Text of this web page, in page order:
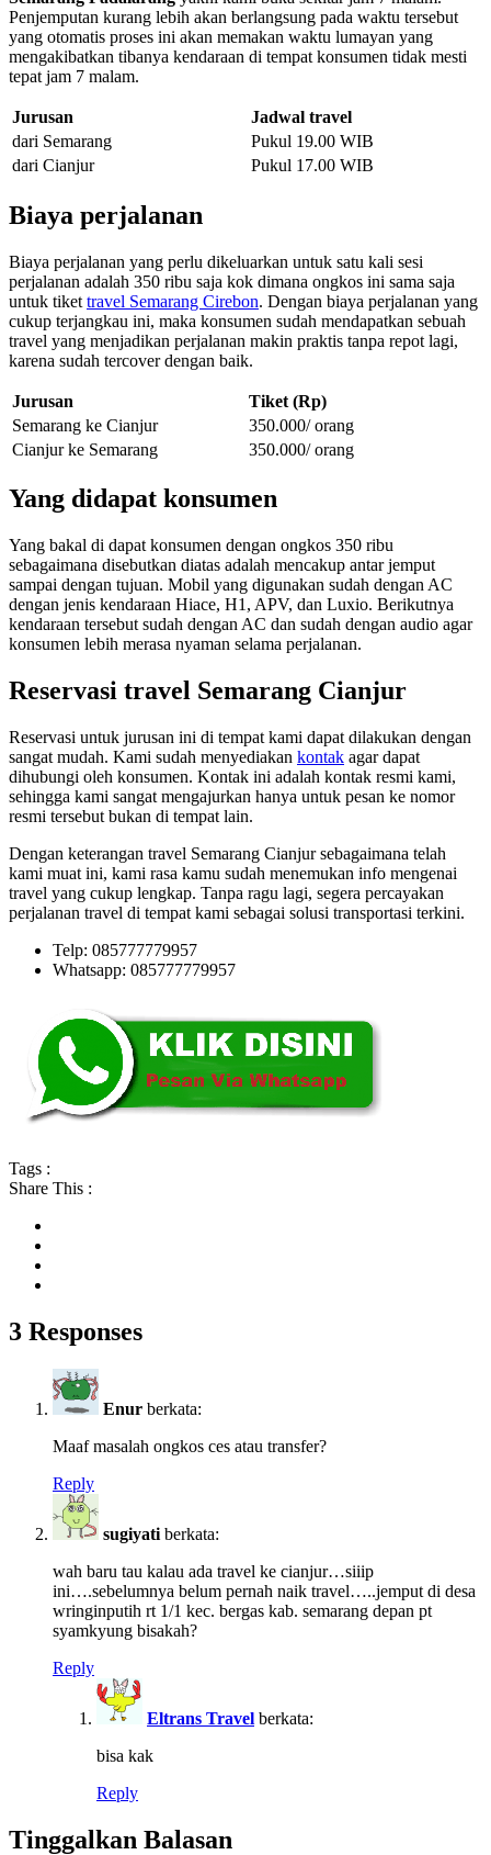
Penjemputan kurang lebih akan berlangsung pada waktu tersebut
yang otomatis proses ini akan memakan waktu lumayan yang
mengakibatkan tibanya kendaraan di tempat konsumen tidak mesti
tepat jam 7 malam.
Jurusan
Jadwal travel
dari Semarang
Pukul 19.00 WIB
dari Cianjur
Pukul 17.00 WIB
Biaya perjalanan
Biaya perjalanan yang perlu dikeluarkan untuk satu kali sesi
perjalanan adalah 350 ribu saja kok dimana ongkos ini sama saja
untuk tiket travel Semarang Cirebon. Dengan biaya perjalanan yang
cukup terjangkau ini, maka konsumen sudah mendapatkan sebuah
travel yang menjadikan perjalanan makin praktis tanpa repot lagi,
karena sudah tercover dengan baik.
Jurusan
Tiket (Rp)
Semarang ke Cianjur
350.000/ orang
Cianjur ke Semarang
350.000/ orang
Yang didapat konsumen
Yang bakal di dapat konsumen dengan ongkos 350 ribu
sebagaimana disebutkan diatas adalah mencakup antar jemput
sampai dengan tujuan. Mobil yang digunakan sudah dengan AC
dengan jenis kendaraan Hiace, H1, APV, dan Luxio. Berikutnya
kendaraan tersebut sudah dengan AC dan sudah dengan audio agar
konsumen lebih merasa nyaman selama perjalanan.
Reservasi travel Semarang Cianjur
Reservasi untuk jurusan ini di tempat kami dapat dilakukan dengan
sangat mudah. Kami sudah menyediakan kontak agar dapat
dihubungi oleh konsumen. Kontak ini adalah kontak resmi kami,
sehingga kami sangat mengajurkan hanya untuk pesan ke nomor
resmi tersebut bukan di tempat lain.
Dengan keterangan travel Semarang Cianjur sebagaimana telah
kami muat ini, kami rasa kamu sudah menemukan info mengenai
travel yang cukup lengkap. Tanpa ragu lagi, segera percayakan
perjalanan travel di tempat kami sebagai solusi transportasi terkini.
Telp: 085777779957
Whatsapp: 085777779957
Tags :
Share This :
3 Responses
Enur berkata:
Maaf masalah ongkos ces atau transfer?
Reply
sugiyati berkata:
wah baru tau kalau ada travel ke cianjur…siiip
ini….sebelumnya belum pernah naik travel…..jemput di desa
wringinputih rt 1/1 kec. bergas kab. semarang depan pt
syamkyung bisakah?
Reply
Eltrans Travel berkata:
bisa kak
Reply
Tinggalkan Balasan